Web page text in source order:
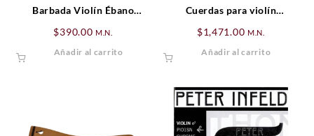
Barbada Violín Ébano
$390.00 M.N.
Añadir al carrito
Cuerdas para violín
$1,471.00 M.N.
Añadir al carrito